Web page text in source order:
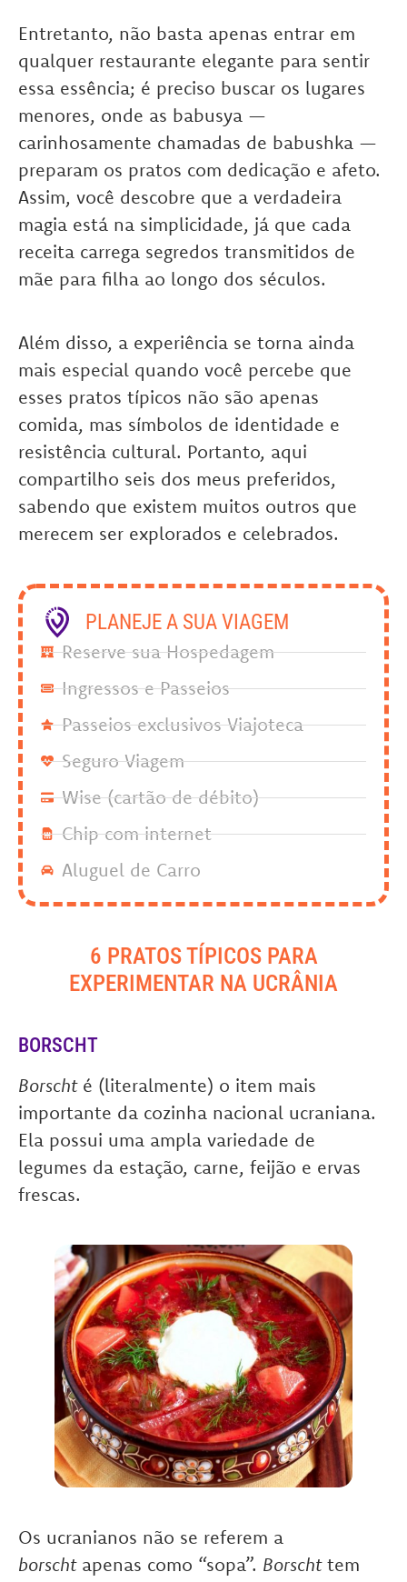
Entretanto, não basta apenas entrar em
qualquer restaurante elegante para sentir
essa essência; é preciso buscar os lugares
menores, onde as babusya —
carinhosamente chamadas de babushka —
preparam os pratos com dedicação e afeto.
Assim, você descobre que a verdadeira
magia está na simplicidade, já que cada
receita carrega segredos transmitidos de
mãe para filha ao longo dos séculos.
Além disso, a experiência se torna ainda
mais especial quando você percebe que
esses pratos típicos não são apenas
comida, mas símbolos de identidade e
resistência cultural. Portanto, aqui
compartilho seis dos meus preferidos,
sabendo que existem muitos outros que
merecem ser explorados e celebrados.
PLANEJE A SUA VIAGEM
Reserve sua Hospedagem
Ingressos e Passeios
Passeios exclusivos Viajoteca
Seguro Viagem
Wise (cartão de débito)
Chip com internet
Aluguel de Carro
6 PRATOS TÍPICOS PARA
EXPERIMENTAR NA UCRÂNIA
BORSCHT
Borschté (literalmente) o item mais
importante da cozinha nacional ucraniana.
Ela possui uma ampla variedade de
legumes da estação, carne, feijão e ervas
frescas.
Os ucranianos não se referem a
borschtapenas como “sopa”. Borschttem